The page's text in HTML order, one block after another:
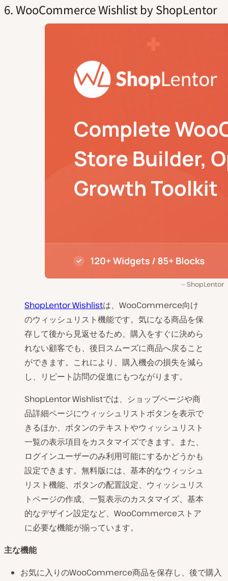
6. WooCommerce Wishlist by ShopLentor
ShopLentor
ShopLentor Wishlistは、WooCommerce向け
のウィッシュリスト機能です。気になる商品を保
存して後から見返せるため、購入をすぐに決めら
れない顧客でも、後日スムーズに商品へ戻ること
ができます。これにより、購入機会の損失を減ら
し、リピート訪問の促進にもつながります。
ShopLentor Wishlistでは、ショップページや商
品詳細ページにウィッシュリストボタンを表示で
きるほか、ボタンのテキストやウィッシュリスト
一覧の表示項目をカスタマイズできます。また、
ログインユーザーのみ利用可能にするかどうかも
設定できます。無料版には、基本的なウィッシュ
リスト機能、ボタンの配置設定、ウィッシュリス
トページの作成、一覧表示のカスタマイズ、基本
的なデザイン設定など、WooCommerceストア
に必要な機能が揃っています。
主な機能
お気に入りのWooCommerce商品を保存し、後で購入